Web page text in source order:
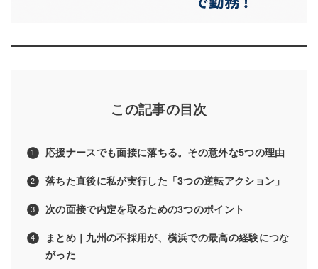
この記事の目次
応援ナースでも面接に落ちる。その意外な5つの理由
落ちた直後に私が実行した「3つの逆転アクション」
次の面接で内定を取るための3つのポイント
まとめ｜九州の不採用が、横浜での最高の経験につな
がった